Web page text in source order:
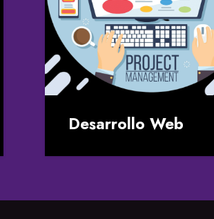
Desarrollo Web